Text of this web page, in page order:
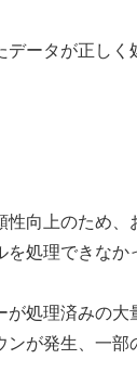
データが正し
性向上のため
処理できな
処理済みの
が発生、一